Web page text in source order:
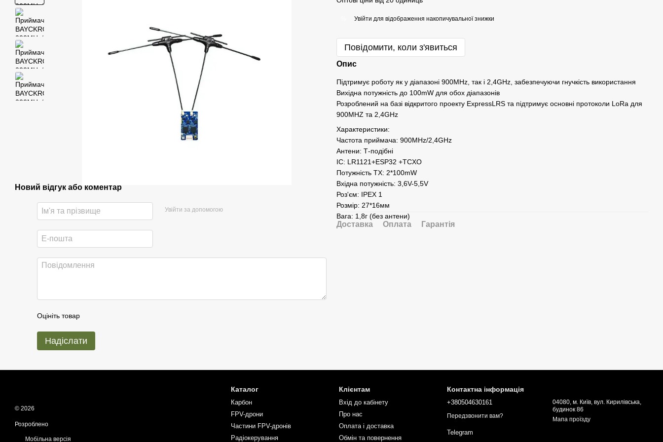
Новий відгук або коментар
Увійти за допомогою
Оцініть товар
Надіслати
Увійти для відображення накопичувальної знижки
Повідомити, коли з'явиться
Опис
Підтримує роботу як у діапазоні 900МHz, так і 2,4GHz, забезпечуючи гнучкість використання
Вихідна потужність до 100mW для обох діапазонів
Розроблений на базі відкритого проекту ExpressLRS та підтримує основні протоколи LoRa для
900MHZ та 2,4GHz
Характеристики:
Частота приймача: 900MHz/2,4GHz
Антени: Т-подібні
IC: LR1121+ESP32 +TCXO
Потужність TX: 2*100mW
Вхідна потужність: 3,6V-5,5V
Роз'єм: IPEX 1
Розмір: 27*16мм
Вага: 1,8г (без антени)
Доставка Оплата Гарантія
© 2026
Розроблено
Мобільна версія
Каталог
Карбон
FPV-дрони
Частини FPV-дронів
Радіокерування
Клієнтам
Вхід до кабінету
Про нас
Оплата і доставка
Обмін та повернення
Контактна інформація
+380504630161
Передзвонити вам?
Telegram
04080, м. Київ, вул. Кирилівська,
будинок 86
Мапа проїзду